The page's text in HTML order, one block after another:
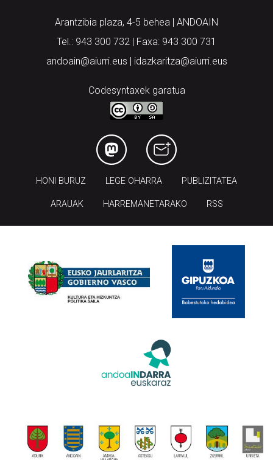
Arantzibia plaza, 4-5 behea | ANDOAIN
Tel.: 943 300 732 | Faxa: 943 300 731
andoain@aiurri.eus | idazkaritza@aiurri.eus
Codesyntaxek garatua
HONI BURUZ LEGE OHARRA PUBLIZITATEA
ARAUAK HARREMANETARAKO RSS